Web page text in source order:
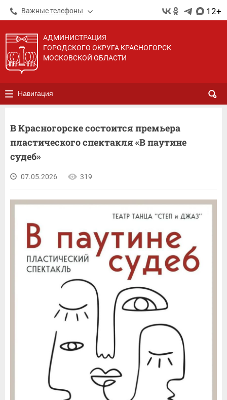
Важные телефоны 12+
АДМИНИСТРАЦИЯ
ГОРОДСКОГО ОКРУГА КРАСНОГОРСК
МОСКОВСКОЙ ОБЛАСТИ
Навигация
В Красногорске состоится премьера
пластического спектакля «В паутине
судеб»
07.05.2026 319